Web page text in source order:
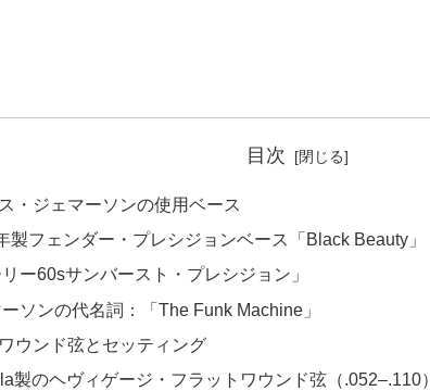
目次
・ジェマーソンの使用ベース
製フェンダー・プレシジョンベース「Black Beauty」
リー60sサンバースト・プレシジョン」
ソンの代名詞：「The Funk Machine」
ウンド弦とセッティング
製のヘヴィゲージ・フラットワウンド弦（.052–.110）